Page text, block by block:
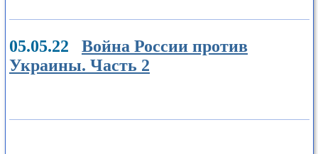
05.05.22 Война России против
Украины. Часть 2